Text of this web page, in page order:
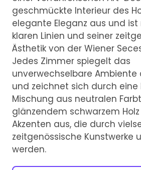
geschmückte Interieur des
elegante Eleganz aus und
klaren Linien und seiner
Ästhetik von der Wiener
Jedes Zimmer spiegelt das
unverwechselbare Ambiente
und zeichnet sich durch
Mischung aus neutralen
glänzendem schwarzem
Akzenten aus, die durch
zeitgenössische Kunstwerke
werden.